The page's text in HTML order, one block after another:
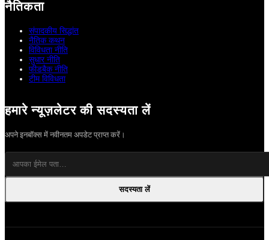
नैतिकता
संपादकीय सिद्धांत
नैतिक कथन
विविधता नीति
सुधार नीति
फीडबैक नीति
टीम विविधता
हमारे न्यूज़लेटर की सदस्यता लें
अपने इनबॉक्स में नवीनतम अपडेट प्राप्त करें।
सदस्यता लें